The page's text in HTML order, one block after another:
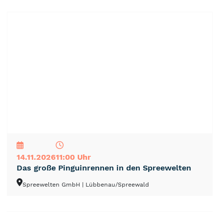
14.11.202611:00 Uhr
Das große Pinguinrennen in den Spreewelten
Spreewelten GmbH | Lübbenau/Spreewald